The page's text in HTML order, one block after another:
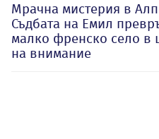
Мрачна мистерия в
Съдбата на Емил
малко френско село в
на внимание